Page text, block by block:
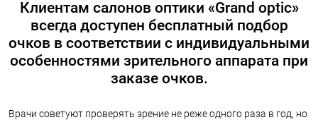
Клиентам салонов оптики «Grand optic»
всегда доступен бесплатный подбор
очков в соответствии с индивидуальными
особенностями зрительного аппарата при
заказе очков.
Врачи советуют проверять зрение не реже одного раза в год, но